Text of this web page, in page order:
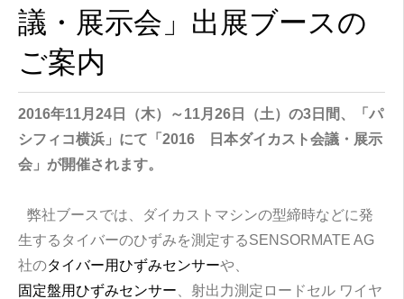
議・展示会」出展ブースの
ご案内
2016年11月24日（木）～11月26日（土）の3日間、「パ
シフィコ横浜」にて「2016 日本ダイカスト会議・展示
会」が開催されます。
弊社ブースでは、ダイカストマシンの型締時などに発
生するタイバーのひずみを測定するSENSORMATE AG
社のタイバー用ひずみセンサーや、
固定盤用ひずみセンサー 、射出力測定ロードセル ワイヤ